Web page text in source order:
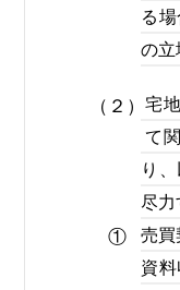
る
の立
（２）宅
て
り
尽力
①
売買
資